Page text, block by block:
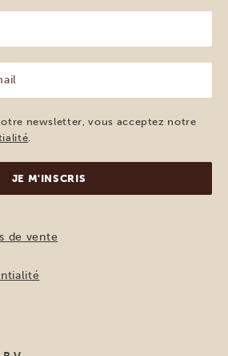
newsletter, vous acceptez notre
de vente